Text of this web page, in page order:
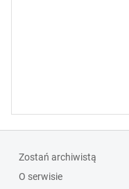
Zostań archiwistą
O serwisie